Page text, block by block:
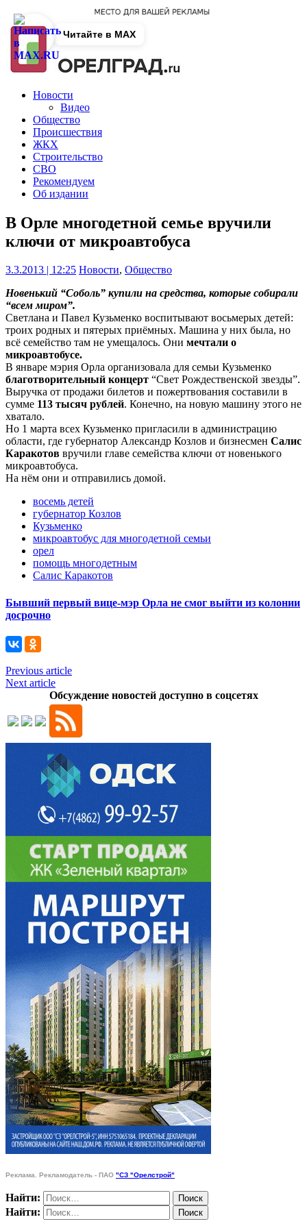
Новости
Видео
Общество
Происшествия
ЖКХ
Строительство
СВО
Рекомендуем
Об издании
В Орле многодетной семье вручили
ключи от микроавтобуса
3.3.2013 | 12:25 Новости, Общество
Новенький “Соболь” купили на средства, которые собирали
“всем миром”.
Светлана и Павел Кузьменко воспитывают восьмерых детей:
троих родных и пятерых приёмных. Машина у них была, но
всё семейство там не умещалось. Они мечтали о
микроавтобусе.
В январе мэрия Орла организовала для семьи Кузьменко
благотворительный концерт “Свет Рождественской звезды”.
Выручка от продажи билетов и пожертвования составили в
сумме 113 тысяч рублей. Конечно, на новую машину этого не
хватало.
Но 1 марта всех Кузьменко пригласили в администрацию
области, где губернатор Александр Козлов и бизнесмен Салис
Каракотов вручили главе семейства ключи от новенького
микроавтобуса.
На нём они и отправились домой.
восемь детей
губернатор Козлов
Кузьменко
микроавтобус для многодетной семьи
орел
помощь многодетным
Салис Каракотов
Бывший первый вице-мэр Орла не смог выйти из колонии
досрочно
Previous article
Next article
Обсуждение новостей доступно в соцсетях
Реклама. Рекламодатель - ПАО "СЗ "Орелстрой"
Найти:
Найти:
Читайте в MAX